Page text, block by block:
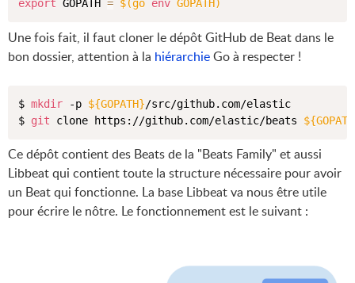
export GOPATH = $(go env GOPATH )
Une fois fait, il faut cloner le dépôt GitHub de Beat dans le
bon dossier, attention à la hiérarchieGo à respecter !
$ mkdir -p ${GOPATH}/src/github.com/elastic
$ git clone https://github.com/elastic/beats
Ce dépôt contient des Beats de la "Beats Family" et aussi
Libbeat qui contient toute la structure nécessaire pour avoir
un Beat qui fonctionne. La base Libbeat va nous être utile
pour écrire le nôtre. Le fonctionnement est le suivant :